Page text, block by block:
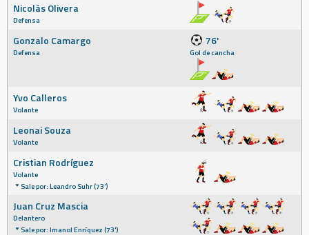
Nicolás Olivera
Defensa
Gonzalo Camargo
Defensa
76'
Gol de cancha
Yvo Calleros
Volante
Leonai Souza
Volante
Cristian Rodríguez
Volante
Sale por: Leandro Suhr (73')
Juan Cruz Mascia
Delantero
Sale por: Imanol Enríquez (73')